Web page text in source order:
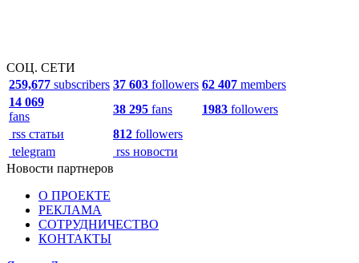
СОЦ. СЕТИ
259,677 subscribers 37 603 followers 62 407 members
14 069
fans
38 295 fans 1983 followers
rss статьи
812 followers
telegram
rss новости
Новости партнеров
О ПРОЕКТЕ
РЕКЛАМА
СОТРУДНИЧЕСТВО
КОНТАКТЫ